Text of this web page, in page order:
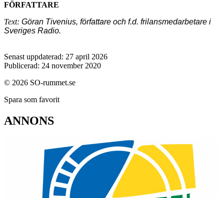
FÖRFATTARE
Text: Göran Tivenius, författare och f.d. frilansmedarbetare i
Sveriges Radio.
Senast uppdaterad: 27 april 2026
Publicerad: 24 november 2020
© 2026 SO-rummet.se
Spara som favorit
ANNONS